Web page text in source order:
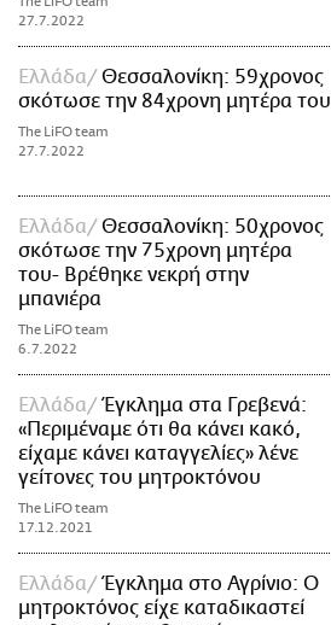
27.7.2022
Ελλάδα
Θεσσαλονίκη: 59χρονος
σκότωσε την 84χρονη μητέρα του
The LiFO team
27.7.2022
Ελλάδα
Θεσσαλονίκη: 50χρονος
σκότωσε την 75χρονη μητέρα
του- Βρέθηκε νεκρή στην
μπανιέρα
The LiFO team
6.7.2022
Ελλάδα
Έγκλημα στα Γρεβενά:
«Περιμέναμε ότι θα κάνει κακό,
είχαμε κάνει καταγγελίες» λένε
γείτονες του μητροκτόνου
The LiFO team
17.12.2021
Ελλάδα
Έγκλημα στο Αγρίνιο: Ο
μητροκτόνος είχε καταδικαστεί